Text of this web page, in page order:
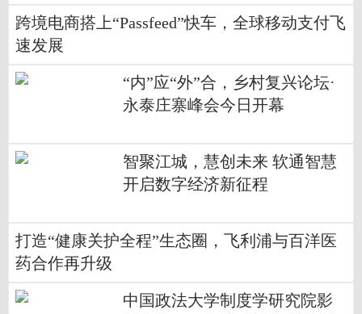
跨境电商搭上“Passfeed”快车，全球移动支付飞
速发展
“内”应“外”合，乡村复兴论坛·
永泰庄寨峰会今日开幕
智聚江城，慧创未来 软通智慧
开启数字经济新征程
打造“健康关护全程”生态圈，飞利浦与百洋医
药合作再升级
中国政法大学制度学研究院影